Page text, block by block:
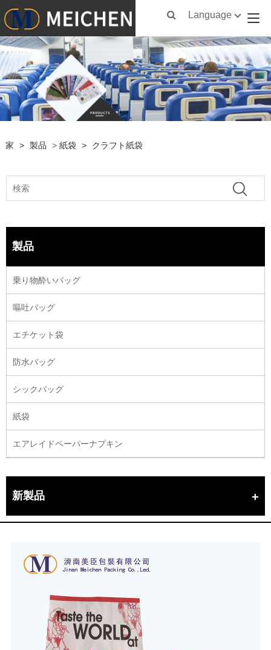
Language
家 > 製品 > 紙袋 > クラフト紙袋
製品
乗り物酔いバッグ
嘔吐バッグ
エチケット袋
防水バッグ
シックバッグ
紙袋
エアレイドペーパーナプキン
新製品